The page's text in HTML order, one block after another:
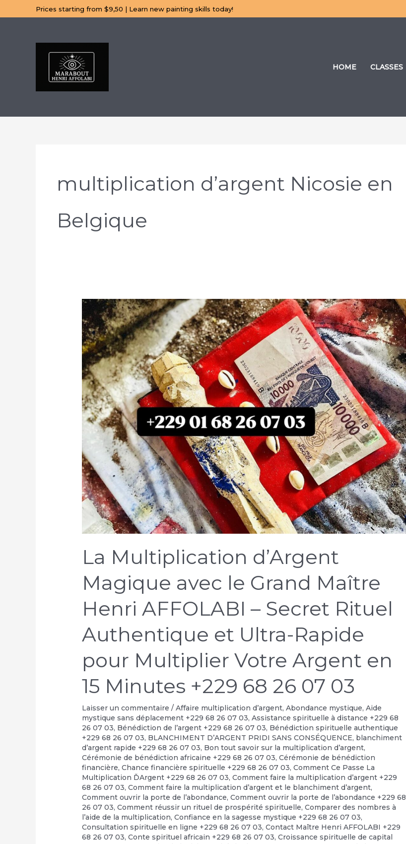
au
Prices starting from $9,50 | Learn new painting skills today!
HOME CLASSES
multiplication d’argent Nicosie en
Belgique
La Multiplication d’Argent
Magique avec le Grand Maître
Henri AFFOLABI – Secret Rituel
Authentique et Ultra-Rapide
pour Multiplier Votre Argent en
15 Minutes +229 68 26 07 03
Laisser un commentaire /Affaire multiplication d’argent,Abondance mystique,Aide
mystique sans déplacement +229 68 26 07 03,Assistance spirituelle à distance +229 68
26 07 03, Bénédiction de l’argent +229 68 26 07 03, Bénédiction spirituelle authentique
+229 68 26 07 03, BLANCHIMENT D’ARGENT PRIDI SANS CONSÉQUENCE, blanchiment
d’argent rapide +229 68 26 07 03, Bon tout savoir sur la multiplication d’argent,
Cérémonie de bénédiction africaine +229 68 26 07 03,Cérémonie de bénédiction
financière,Chance financière spirituelle +229 68 26 07 03,Comment Ce Passe La
Multiplication ĎArgent +229 68 26 07 03,Comment faire la multiplication d’argent +229
68 26 07 03,Comment faire la multiplication d’argent et le blanchiment d’argent,
Comment ouvrir la porte de l’abondance,Comment ouvrir la porte de l’abondance +229 68
26 07 03,Comment réussir un rituel de prospérité spirituelle,Comparer des nombres à
l’aide de la multiplication,Confiance en la sagesse mystique +229 68 26 07 03,
Consultation spirituelle en ligne +229 68 26 07 03,Contact Maître Henri AFFOLABI +229
68 26 07 03,Conte spirituel africain +229 68 26 07 03,Croissance spirituelle de capital